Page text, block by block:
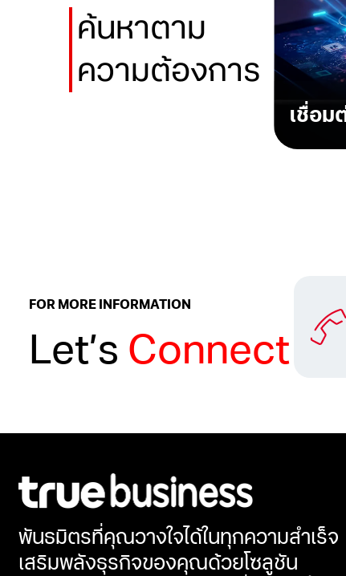
ค้นหาตาม
ความต้องการ
เชื่อม
FOR MORE INFORMATION
Let’sConnect
พันธมิตรที่คุณวางใจได้ในทุกความสำเร็จ
เสริมพลังธุรกิจของคุณด้วยโซลูชัน